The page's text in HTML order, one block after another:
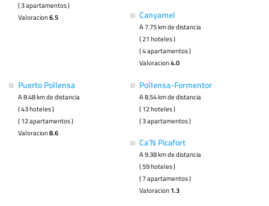
( 3 apartamentos )
Valoracion6.5 Canyamel
A 7.75 km de distancia
( 21 hoteles )
( 4 apartamentos )
Valoracion4.0
Puerto Pollensa
A 8.48 km de distancia
( 43 hoteles )
( 12 apartamentos )
Valoracion8.6
Pollensa-Formentor
A 8.54 km de distancia
( 12 hoteles )
( 3 apartamentos )
Ca'N Picafort
A 9.38 km de distancia
( 59 hoteles )
( 7 apartamentos )
Valoracion 1.3